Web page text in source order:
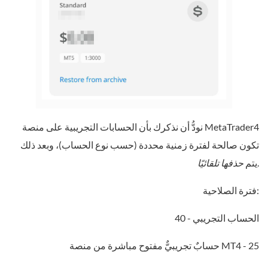
نودُّ أن نذكرك بأن الحسابات التجريبية على منصة MetaTrader4
تكون صالحة لفترة زمنية محددة (حسب نوع الحساب)، وبعد ذلك
يتم حذفها تلقائيًا
فترة الصلاحية:
الحساب التجريبي - 40
حسابٌ تجريبيٌّ مفتوح مباشرة من منصة MT4 - 25